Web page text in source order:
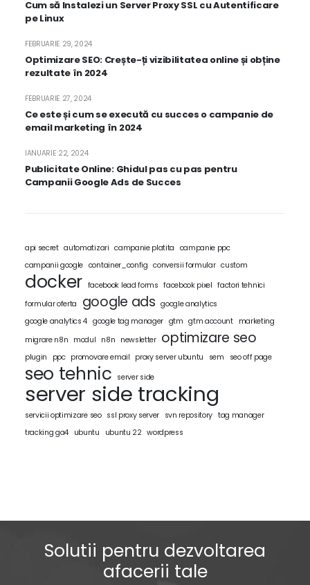
Cum să Instalezi un Server Proxy SSL cu Autentificare
pe Linux
Optimizare SEO: Crește-ți vizibilitatea online și obține
rezultate în 2024
FEBRUARIE 29, 2024
Ce este și cum se execută cu succes o campanie de
email marketing în 2024
FEBRUARIE 27, 2024
Publicitate Online: Ghidul pas cu pas pentru
Campanii Google Ads de Succes
IANUARIE 22, 2024
api secret automatizari campanie platita campanie ppc
campanii google container_config conversii formular custom
docker facebook lead forms facebook pixel factori tehnici
formular oferta
google ads google analytics
google analytics 4 google tag manager gtm gtm account
marketing
migrare n8n modul n8n newsletter optimizare seo
plugin ppc promovare email proxy server ubuntu sem seo off page
seo tehnic server side
server side tracking
servicii optimizare seo ssl proxy server svn repository tag manager
tracking ga4 ubuntu ubuntu 22 wordpress
Solutii pentru dezvoltarea
afacerii tale